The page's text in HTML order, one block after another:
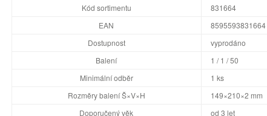
Kód sortimentu
831664
EAN
8595593831664
Dostupnost
vyprodáno
Balení
1 / 1 / 50
Minimální odběr
1 ks
Rozměry balení Š×V×H
149×210×2 mm
Doporučený věk
od 3 let